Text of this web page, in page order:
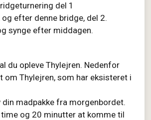
del 1
efter denne bridge, del 2.
synge efter middagen.
du opleve Thylejren. Nedenfor
om Thylejren, som har eksisteret i
din madpakke fra morgenbordet.
og 20 minutter at komme til